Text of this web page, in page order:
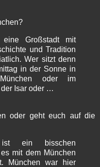
Großstadt mit
und Tradition
Wer sitzt denn
in der Sonne in
oder im
Isar oder …
oder geht euch auf die
ein bisschen
mit dem München
München war hier